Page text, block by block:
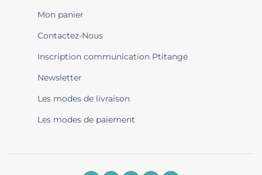
Mon panier
Contactez-Nous
Inscription communication Ptitange
Newsletter
Les modes de livraison
Les modes de paiement